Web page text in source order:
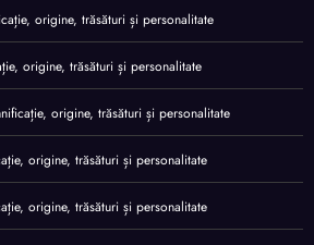
origine, trăsături și personalitate
origine, trăsături și personalitate
origine, trăsături și personalitate
origine, trăsături și personalitate
origine, trăsături și personalitate